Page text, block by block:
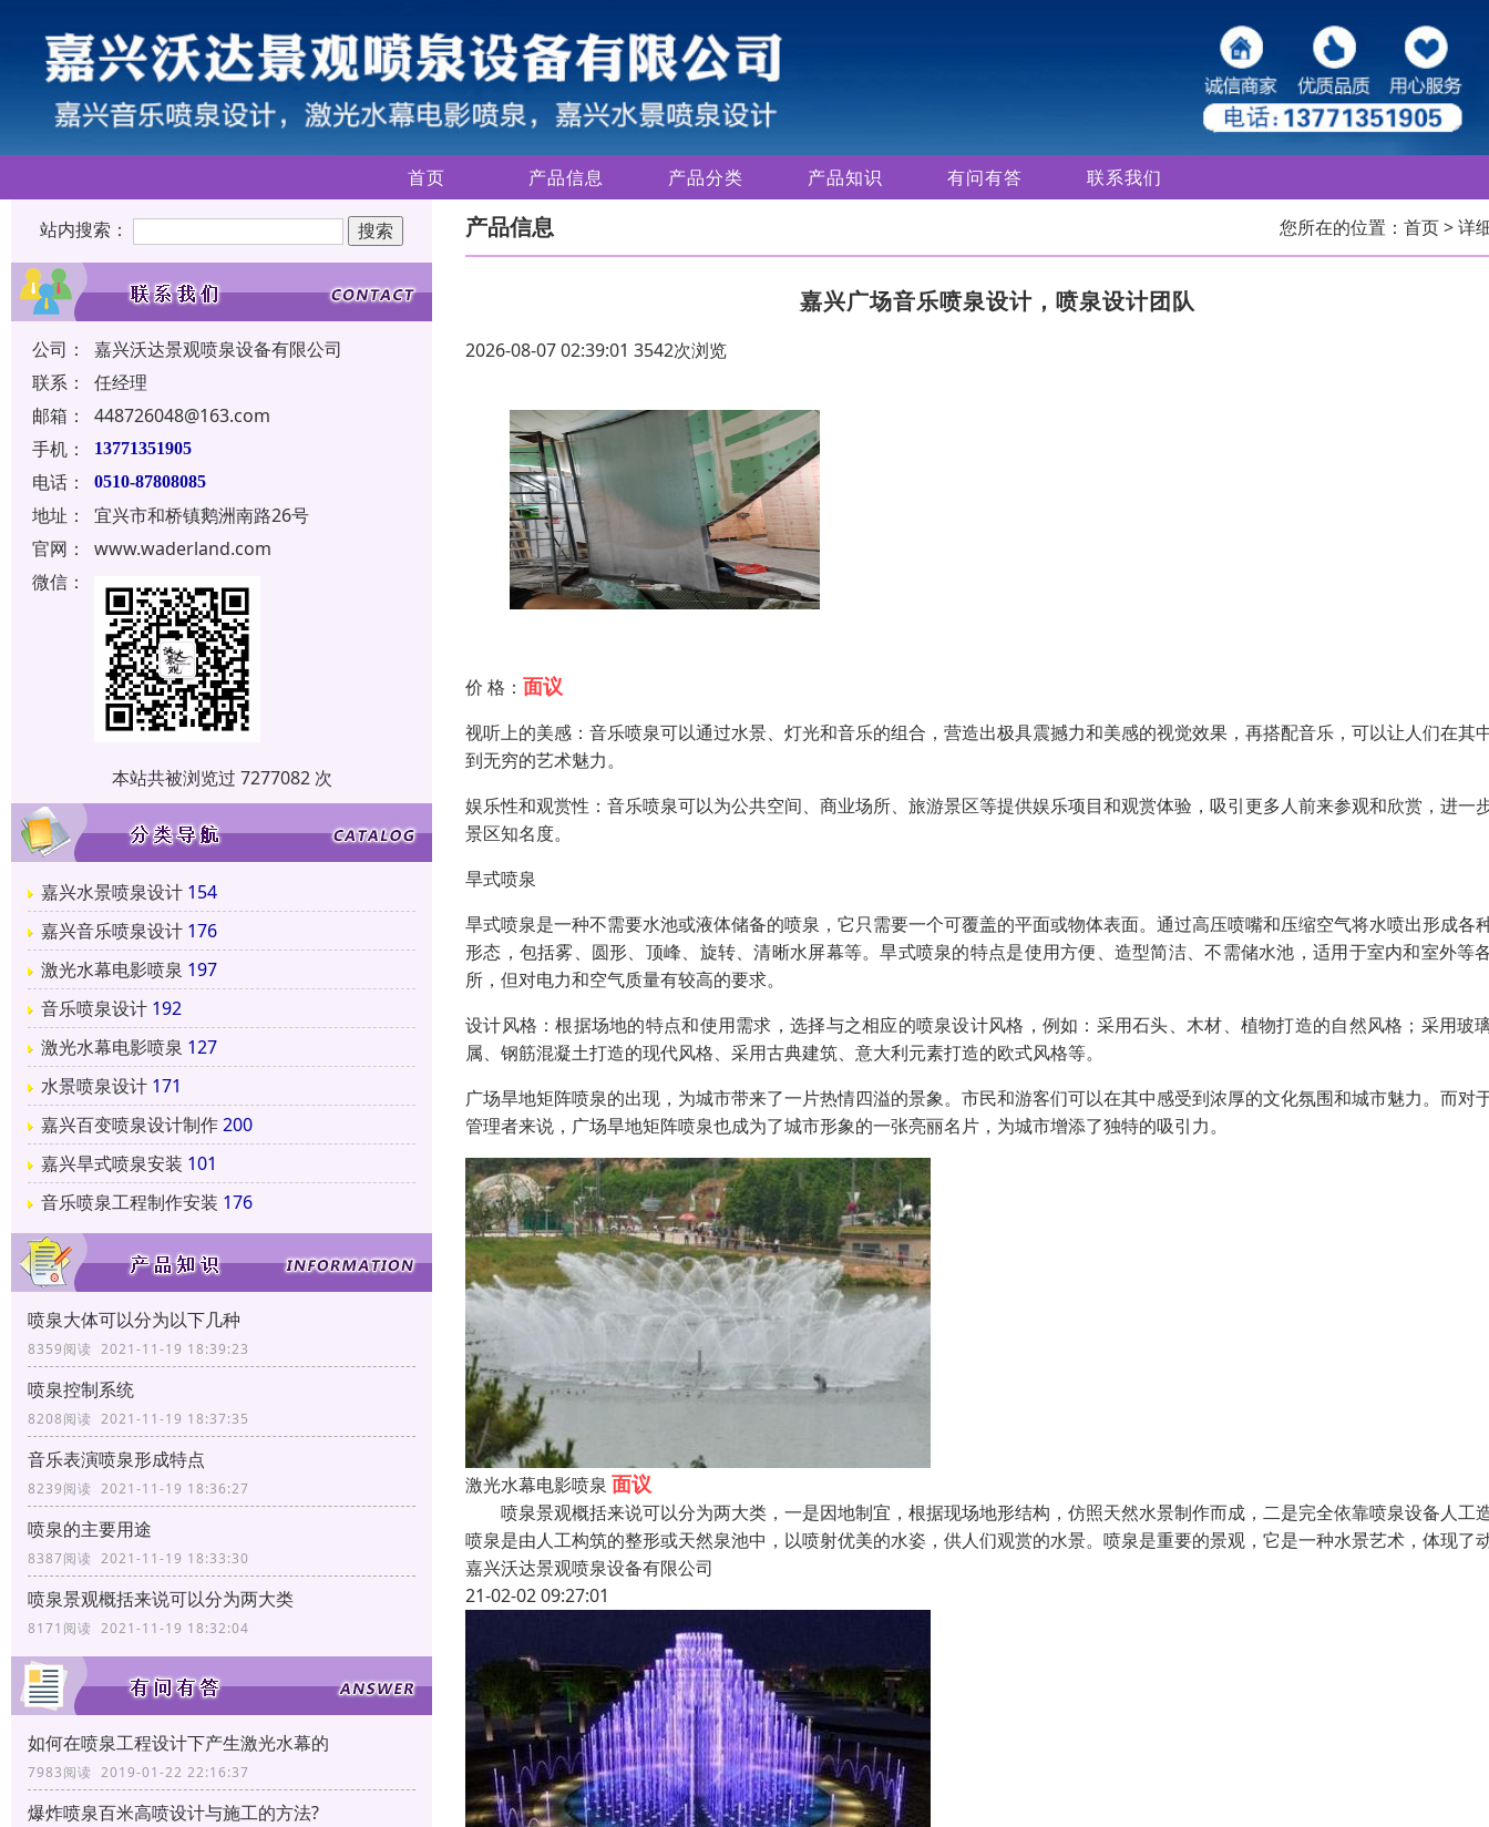
首页 产品信息 产品分类 产品知识 有问有答 联系我们
站内搜索：
公司：
嘉兴沃达景观喷泉设备有限公司
联系：
任经理
邮箱：
448726048@163.com
手机：
13771351905
电话： 0510-87808085
地址：
宜兴市和桥镇鹅洲南路26号
官网：
www.waderland.com
微信：
本站共被浏览过 7277082 次
嘉兴水景喷泉设计 154
嘉兴音乐喷泉设计 176
激光水幕电影喷泉 197
音乐喷泉设计 192
激光水幕电影喷泉 127
水景喷泉设计 171
嘉兴百变喷泉设计制作200
嘉兴旱式喷泉安装 101
音乐喷泉工程制作安装 176
喷泉大体可以分为以下几种
8359阅读 2021-11-19 18:39:23
喷泉控制系统
8208阅读 2021-11-19 18:37:35
音乐表演喷泉形成特点
8239阅读 2021-11-19 18:36:27
喷泉的主要用途
8387阅读 2021-11-19 18:33:30
喷泉景观概括来说可以分为两大类
8171阅读 2021-11-19 18:32:04
如何在喷泉工程设计下产生激光水幕的
7983阅读 2019-01-22 22:16:37
爆炸喷泉百米高喷设计与施工的方法?
产品信息 您所在的位置： 首页> 详
嘉兴广场音乐喷泉设计，喷泉设计团队
2026-08-07 02:39:01 3542次浏览
价 格： 面议
视听上的美感：音乐喷泉可以通过水景、灯光和音乐的组合，营造出极具震撼力和美感的视觉效果，再搭配音乐，可以让人们在其
到无穷的艺术魅力。
娱乐性和观赏性：音乐喷泉可以为公共空间、商业场所、旅游景区等提供娱乐项目和观赏体验，吸引更多人前来参观和欣赏，进一
景区知名度。
旱式喷泉
旱式喷泉是一种不需要水池或液体储备的喷泉，它只需要一个可覆盖的平面或物体表面。通过高压喷嘴和压缩空气将水喷出形成各
形态，包括雾、圆形、顶峰、旋转、清晰水屏幕等。旱式喷泉的特点是使用方便、造型简洁、不需储水池，适用于室内和室外等
所，但对电力和空气质量有较高的要求。
设计风格：根据场地的特点和使用需求，选择与之相应的喷泉设计风格，例如：采用石头、木材、植物打造的自然风格；采用玻
属、钢筋混凝土打造的现代风格、采用古典建筑、意大利元素打造的欧式风格等。
广场旱地矩阵喷泉的出现，为城市带来了一片热情四溢的景象。市民和游客们可以在其中感受到浓厚的文化氛围和城市魅力。而对
管理者来说，广场旱地矩阵喷泉也成为了城市形象的一张亮丽名片，为城市增添了独特的吸引力。
激光水幕电影喷泉 面议
喷泉景观概括来说可以分为两大类，一是因地制宜，根据现场地形结构，仿照天然水景制作而成，二是完全依靠喷泉设备人工
喷泉是由人工构筑的整形或天然泉池中，以喷射优美的水姿，供人们观赏的水景。喷泉是重要的景观，它是一种水景艺术，体现了
嘉兴沃达景观喷泉设备有限公司
21-02-02 09:27:01